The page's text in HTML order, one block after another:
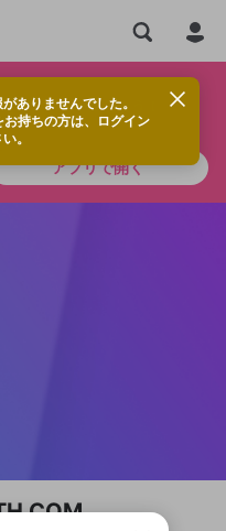
ありませんでした。
持ちの方は、ログイン
。
インストールしよう！
アプリで開く
COM
方は、ログイ
グイン中のア
タの登録
参加方法